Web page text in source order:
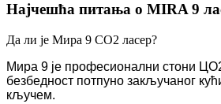
Најчешћа питања о MIRA 9
Да ли је Мира 9 CO2 ласер?
Мира 9 је професионални стони
безбедност потпуно закључаног
кључем.